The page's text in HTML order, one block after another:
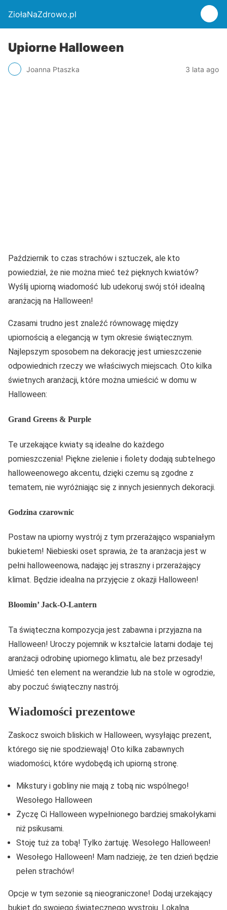
ZiołaNaZdrowo.pl
Upiorne Halloween
Joanna Ptaszka 3 lata ago
Październik to czas strachów i sztuczek, ale kto
powiedział, że nie można mieć też pięknych kwiatów?
Wyślij upiorną wiadomość lub udekoruj swój stół idealną
aranżacją na Halloween!
Czasami trudno jest znaleźć równowagę między
upiornością a elegancją w tym okresie świątecznym.
Najlepszym sposobem na dekorację jest umieszczenie
odpowiednich rzeczy we właściwych miejscach. Oto kilka
świetnych aranżacji, które można umieścić w domu w
Halloween:
Grand Greens & Purple
Te urzekające kwiaty są idealne do każdego
pomieszczenia! Piękne zielenie i fiolety dodają subtelnego
halloweenowego akcentu, dzięki czemu są zgodne z
tematem, nie wyróżniając się z innych jesiennych dekoracji.
Godzina czarownic
Postaw na upiorny wystrój z tym przerażająco wspaniałym
bukietem! Niebieski oset sprawia, że ta aranżacja jest w
pełni halloweenowa, nadając jej straszny i przerażający
klimat. Będzie idealna na przyjęcie z okazji Halloween!
Bloomin’ Jack-O-Lantern
Ta świąteczna kompozycja jest zabawna i przyjazna na
Halloween! Uroczy pojemnik w kształcie latarni dodaje tej
aranżacji odrobinę upiornego klimatu, ale bez przesady!
Umieść ten element na werandzie lub na stole w ogrodzie,
aby poczuć świąteczny nastrój.
Wiadomości prezentowe
Zaskocz swoich bliskich w Halloween, wysyłając prezent,
którego się nie spodziewają! Oto kilka zabawnych
wiadomości, które wydobędą ich upiorną stronę.
Mikstury i gobliny nie mają z tobą nic wspólnego!
Wesołego Halloween
Życzę Ci Halloween wypełnionego bardziej smakołykami
niż psikusami.
Stoję tuż za tobą! Tylko żartuję. Wesołego Halloween!
Wesołego Halloween! Mam nadzieję, że ten dzień będzie
pełen strachów!
Opcje w tym sezonie są nieograniczone! Dodaj urzekający
bukiet do swojego świątecznego wystroju. Lokalna